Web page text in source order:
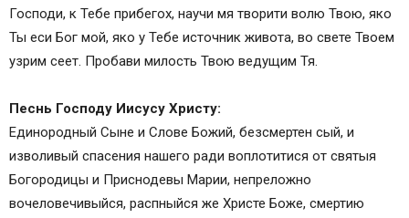
Господи, к Тебе прибегох, научи мя творити волю Твою, яко
Ты еси Бог мой, яко у Тебе источник живота, во свете Твоем
узрим сеет. Пробави милость Твою ведущим Тя.
Песнь Господу Иисусу Христу:
Единородный Сыне и Слове Божий, безсмертен сый, и
изволивый спасения нашего ради воплотитися от святыя
Богородицы и Приснодевы Марии, непреложно
вочеловечивыйся, распныйся же Христе Боже, смертию